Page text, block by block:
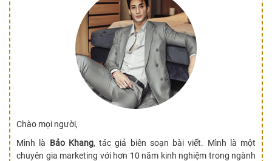
Chào mọi người,
Mình là Bảo Khang, tác giả biên soạn bài viết. Mình là một
chuyên gia marketing với hơn 10 năm kinh nghiệm trong ngành